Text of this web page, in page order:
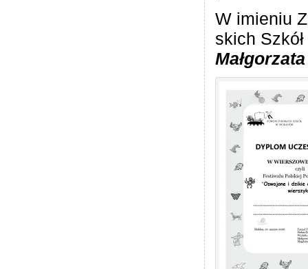
W imie­niu
skich